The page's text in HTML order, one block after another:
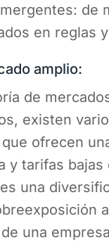
de
en reglas
amplio:
de
existen
ofrecen
y tarifas bajas
una
una